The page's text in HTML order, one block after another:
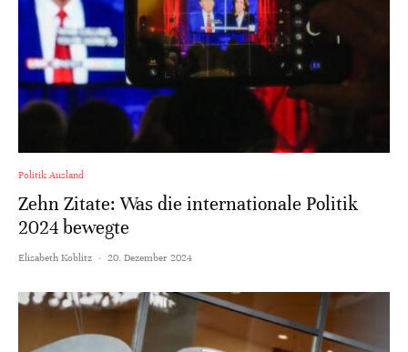
Politik Ausland
Zehn Zitate: Was die internationale Politik
2024 bewegte
Elisabeth Koblitz · 20. Dezember 2024